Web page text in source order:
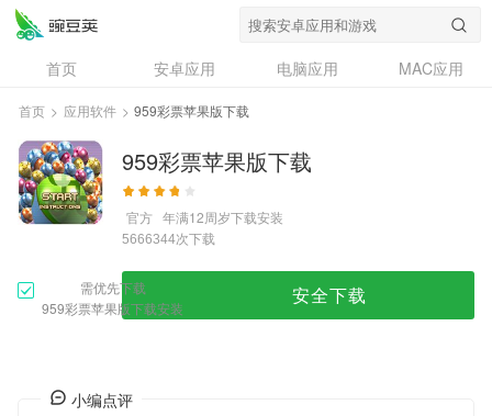
首页 安卓应用 电脑应用
MAC应用
资讯
专题
问答
首页 > 应用软件 > 959彩票苹果版下载
959彩票苹果版下载
官方 年满12周岁下载安装
5666344次下载
需优先下载
959彩票苹果版下载安装
安全下载
小编点评